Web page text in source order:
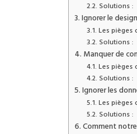
Solutions :
Ignorer le
Les pièges
Solutions :
Manquer de
Les pièges
Solutions :
Ignorer les
Les pièges
Solutions :
Comment